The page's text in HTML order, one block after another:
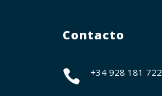
Contacto
 +34 928 181 722